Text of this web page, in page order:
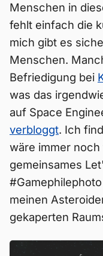
Menschen in
fehlt einfach die
mich gibt es
Menschen.
Befriedigung bei
was das
auf Space
verbloggt. Ich
wäre immer
gemeinsames
meinen
gekaperten